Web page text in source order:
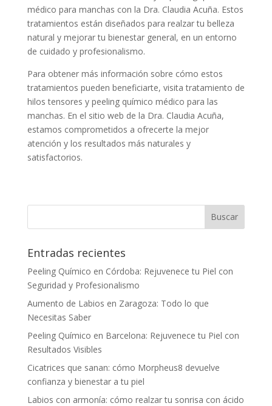
médico para manchas con la Dra. Claudia Acuña. Estos
tratamientos están diseñados para realzar tu belleza
natural y mejorar tu bienestar general, en un entorno
de cuidado y profesionalismo.
Para obtener más información sobre cómo estos
tratamientos pueden beneficiarte, visita tratamiento de
hilos tensores y peeling químico médico para las
manchas. En el sitio web de la Dra. Claudia Acuña,
estamos comprometidos a ofrecerte la mejor
atención y los resultados más naturales y
satisfactorios.
Entradas recientes
Peeling Químico en Córdoba: Rejuvenece tu Piel con
Seguridad y Profesionalismo
Aumento de Labios en Zaragoza: Todo lo que
Necesitas Saber
Peeling Químico en Barcelona: Rejuvenece tu Piel con
Resultados Visibles
Cicatrices que sanan: cómo Morpheus8 devuelve
confianza y bienestar a tu piel
Labios con armonía: cómo realzar tu sonrisa con ácido